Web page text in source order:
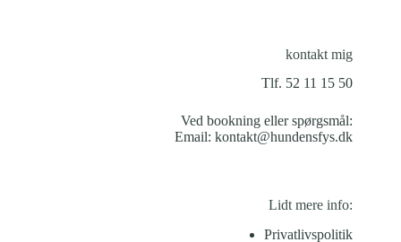
kontakt mig
Tlf. 52 11 15 50
Ved bookning eller spørgsmål:
Email:kontakt@hundensfys.dk
Lidt mere info:
Privatlivspolitik